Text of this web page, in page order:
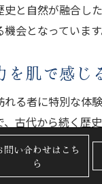
と自然が融合し
会となっています
を肌で感じ
る者に特別な体験
古代から続く歴
ができ、精神的な
は、通り過ぎる
問い合わせはこち
ら